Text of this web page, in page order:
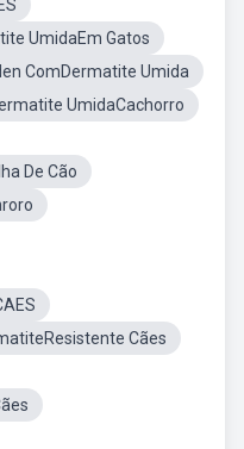
UmidaEm Gatos
ComDermatite Umida
UmidaCachorro
De Cão
Cães